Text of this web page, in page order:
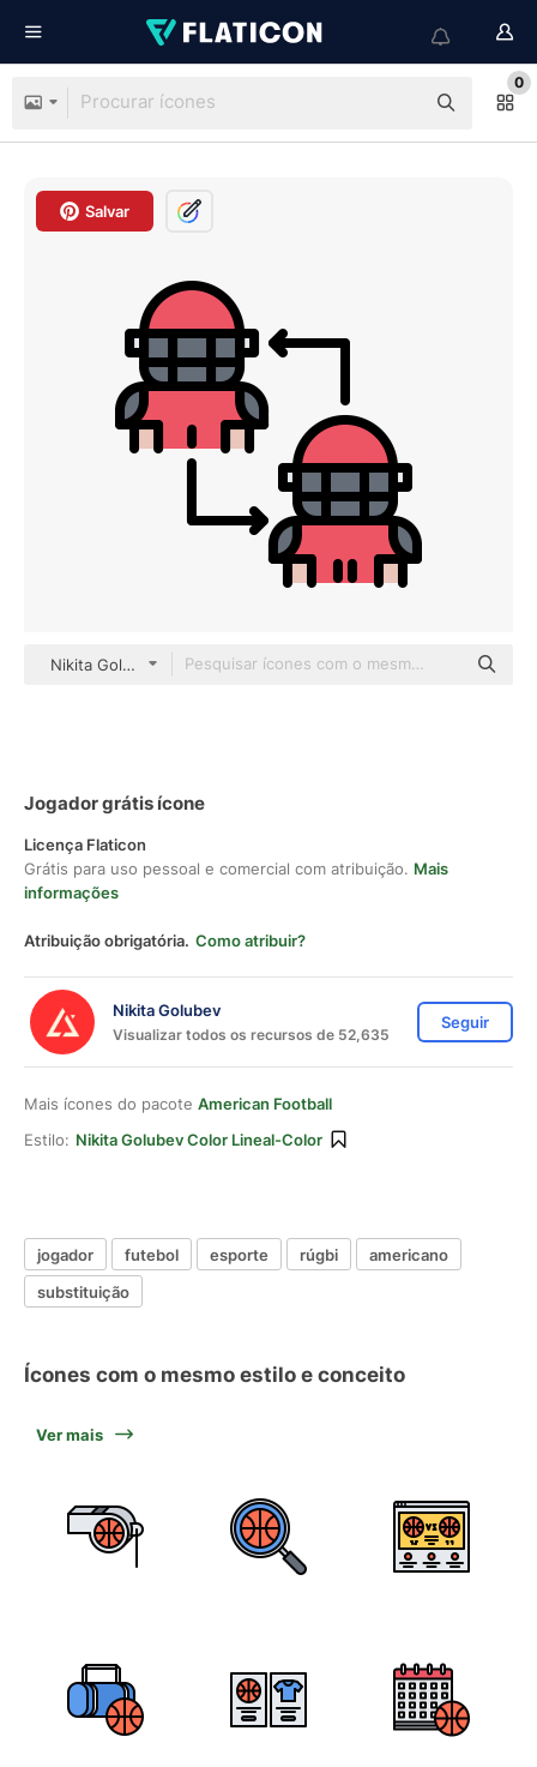
0
Salvar
Nikita Golubev color lineal-color
Jogador grátis ícone
Licença Flaticon
Grátis para uso pessoal e comercial com atribuição. Mais
informações
Atribuição obrigatória. Como atribuir?
Nikita Golubev
Visualizar todos os recursos de 52,635
Seguir
Mais ícones do pacote American Football
Estilo: Nikita Golubev Color Lineal-Color
jogador futebol esporte rúgbi
americano
substituição
Ícones com o mesmo estilo e conceito
Ver mais